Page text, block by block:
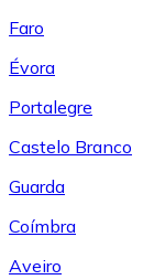
Faro
Évora
Portalegre
Castelo Branco
Guarda
Coímbra
Aveiro